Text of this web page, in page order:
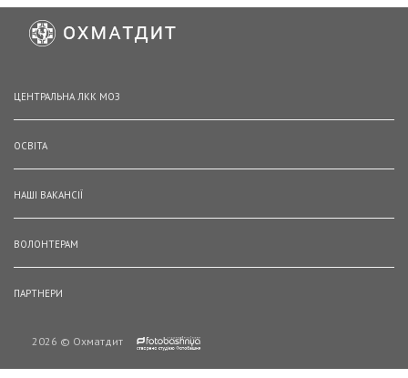
ЦЕНТРАЛЬНА ЛКК МОЗ
ОСВІТА
НАШІ ВАКАНСІЇ
ВОЛОНТЕРАМ
ПАРТНЕРИ
2026 © Охматдит